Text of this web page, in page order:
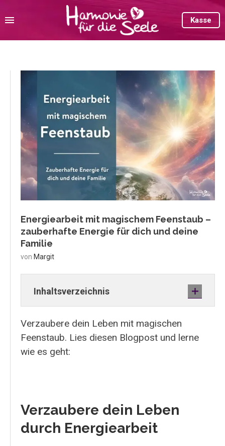
Kasse
Energiearbeit mit magischem Feenstaub –
zauberhafte Energie für dich und deine
Familie
von Margit
Inhaltsverzeichnis
Verzaubere dein Leben mit magischen
Feenstaub. Lies diesen Blogpost und lerne
wie es geht:
Verzaubere dein Leben
durch Energiearbeit